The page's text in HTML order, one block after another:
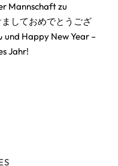
Mannschaft zu
しておめでとうござ
Jahr!